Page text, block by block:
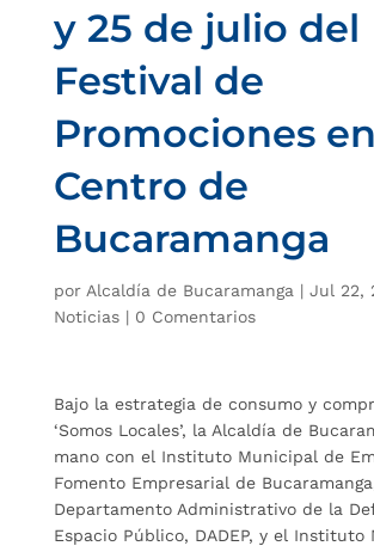
y 25 de julio del
Festival de
Promociones
Centro de
Bucaramanga
por Alcaldía de Bucaramanga | Jul 22,
Noticias| 0 Comentarios
Bajo la estrategia de consumo y
‘Somos Locales’, la Alcaldía de
mano con el Instituto Municipal de
Fomento Empresarial de
Departamento Administrativo de la
Espacio Público, DADEP, y el Instituto